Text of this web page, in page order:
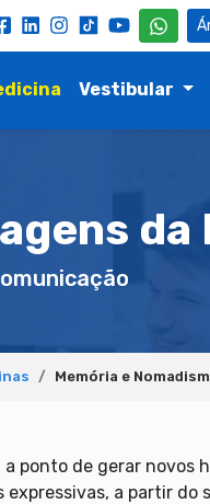
Vestibular
da
Memória e
ponto de gerar novos
a partir do